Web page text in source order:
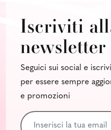
Iscriviti
newsletter
Seguici sui social e
per essere sempre
e promozioni